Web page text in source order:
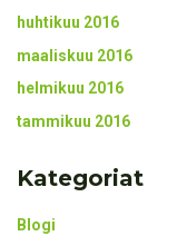
huhtikuu 2016
maaliskuu 2016
helmikuu 2016
tammikuu 2016
Kategoriat
Blogi